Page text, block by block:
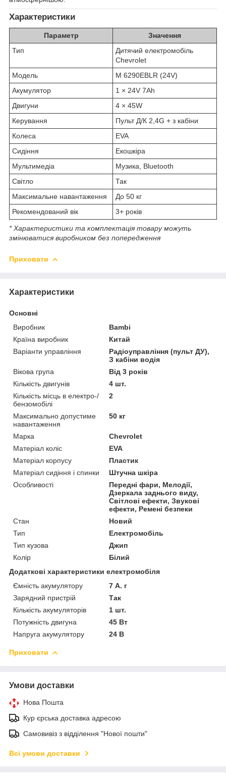
Характеристики
Параметр
Значення
Тип
Дитячий електромобіль
Chevrolet
Модель
M 6290EBLR (24V)
Акумулятор
1 × 24V 7Ah
Двигуни
4 × 45W
Керування
Пульт Д/К 2,4G + з кабіни
Колеса
EVA
Сидіння
Екошкіра
Мультимедіа
Музика, Bluetooth
Світло
Так
Максимальне навантаження
До 50 кг
Рекомендований вік
3+ років
* Характеристики та комплектація товару можуть
змінюватися виробником без попередження
Приховати
Характеристики
Основні
Виробник
Bambi
Країна виробник
Китай
Варіанти управління
Радіоуправління (пульт ДУ),
З кабіни водія
Вікова група
Від 3 років
Кількість двигунів
4 шт.
Кількість місць в електро-/
бензомобілі
2
Максимально допустиме
навантаження
50 кг
Марка
Chevrolet
Матеріал коліс
EVA
Матеріал корпусу
Пластик
Матеріал сидіння і спинки
Штучна шкіра
Особливості
Передні фари, Мелодії,
Дзеркала заднього виду,
Світлові ефекти, Звукові
ефекти, Ремені безпеки
Стан
Новий
Тип
Електромобіль
Тип кузова
Джип
Колір
Білий
Додаткові характеристики електромобіля
Ємність акумулятору
7 А. г
Зарядний пристрій
Так
Кількість акумуляторів
1 шт.
Потужність двигуна
45 Вт
Напруга акумулятору
24 В
Приховати
Умови доставки
Нова Пошта
Кур єрська доставка адресою
Самовивіз з відділення "Нової пошти"
Всі умови доставки